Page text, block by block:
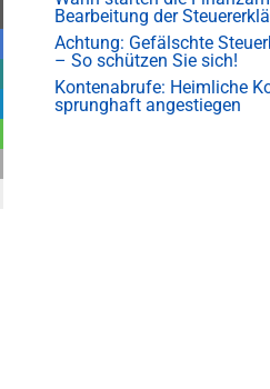
Bearbeitung der
Achtung: Gefälschte
– So schützen Sie sich!
Kontenabrufe: Heimliche
sprunghaft angestiegen